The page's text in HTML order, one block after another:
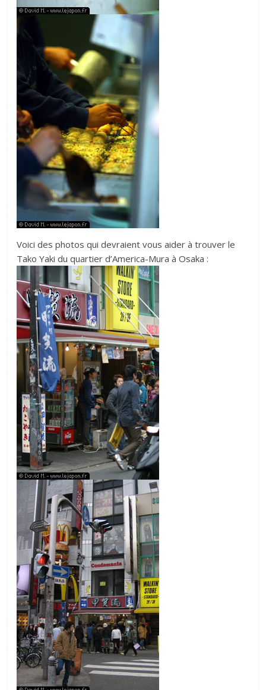
Voici des photos qui devraient vous aider à trouver le
Tako Yaki du quartier d’America-Mura à Osaka :